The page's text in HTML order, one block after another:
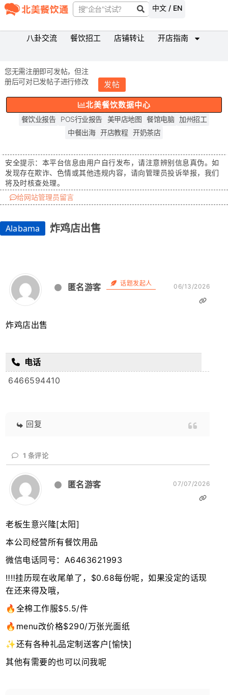
中文 / EN
八卦交流 餐饮招工 店铺转让 开店指南
您无需注册即可发帖，但注
册后可对已发帖子进行修改
发帖
北美餐饮数据中心
餐饮业报告 POS行业报告 美甲店地图 餐馆电脑
加州招工
中餐出海 开店教程 开奶茶店
安全提示： 本平台信息由用户自行发布，请注意辨别信息真伪。如
发现存在欺诈、色情或其他违规内容，请向管理员投诉举报，我们
将及时核查处理。
给网站管理员留言
Alabama 炸鸡店出售
匿名游客 话题发起人 06/13/2026
炸鸡店出售
电话
6466594410
回复
1 条评论
匿名游客 07/07/2026
老板生意兴隆[太阳]
本公司经营所有餐饮用品
微信电话同号：A6463621993
‼️‼️挂历现在收尾单了，$0.68每份呢，如果没定的话现
在还来得及哦，
🔥全棉工作服$5.5/件
🔥menu改价格$290/万张光面纸
✨还有各种礼品定制送客户[愉快]
其他有需要的也可以问我呢